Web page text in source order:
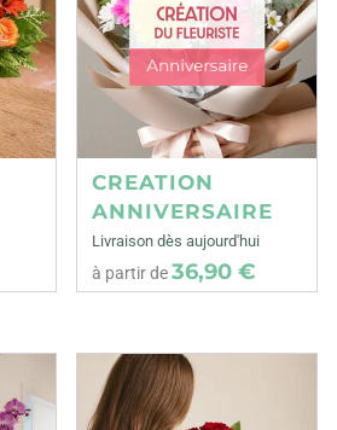
CREATION
ANNIVERSAIRE
Livraison dès aujourd'hui
à partir de36,90 €